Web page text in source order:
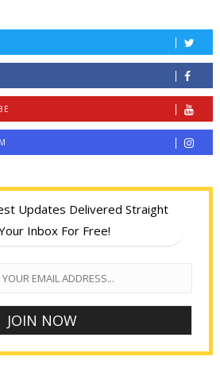
Updates Delivered Straight
Inbox For Free!